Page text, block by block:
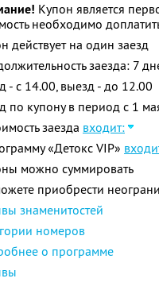
Купон является
необходимо
действует на один заезд
заезда: 7
- с 14.00, выезд - до 12.00
по купону в период с 1
заезда входит:
«Детокс VIP»
можно суммировать
приобрести
знаменитостей
номеров
о программе